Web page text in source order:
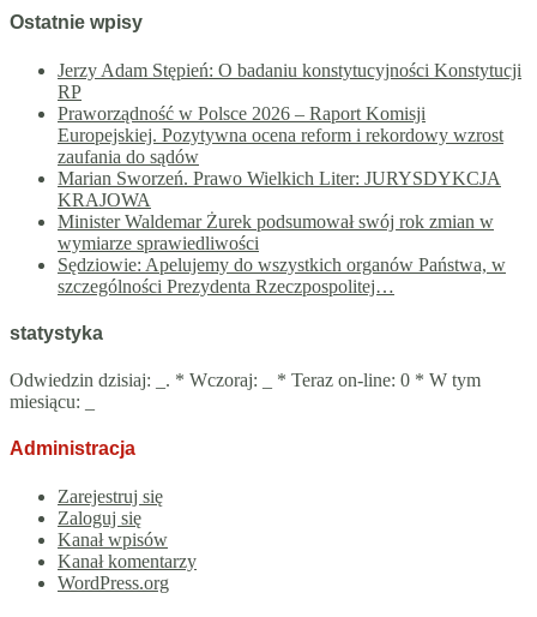
Ostatnie wpisy
Jerzy Adam Stępień: O badaniu konstytucyjności Konstytucji
RP
Praworządność w Polsce 2026 – Raport Komisji
Europejskiej. Pozytywna ocena reform i rekordowy wzrost
zaufania do sądów
Marian Sworzeń. Prawo Wielkich Liter: JURYSDYKCJA
KRAJOWA
Minister Waldemar Żurek podsumował swój rok zmian w
wymiarze sprawiedliwości
Sędziowie: Apelujemy do wszystkich organów Państwa, w
szczególności Prezydenta Rzeczpospolitej…
statystyka
Odwiedzin dzisiaj: . * Wczoraj:
* Teraz on-line: 0 * W tym
miesiącu:
Administracja
Zarejestruj się
Zaloguj się
Kanał wpisów
Kanał komentarzy
WordPress.org